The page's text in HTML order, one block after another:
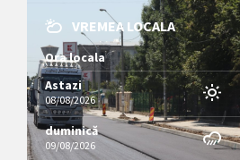
VREMEA LOCALA
Ora locala
Astazi
08/08/2026
duminică
09/08/2026